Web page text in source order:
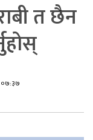
त छैन
०७:३७